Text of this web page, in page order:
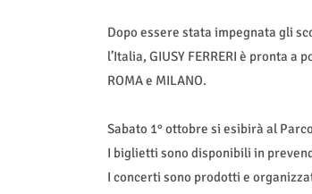
Dopo essere stata impegnata gli
l’Italia, GIUSY FERRERI è pronta
ROMA e MILANO.
Sabato 1° ottobre si esibirà al
I biglietti sono disponibili in
I concerti sono prodotti e